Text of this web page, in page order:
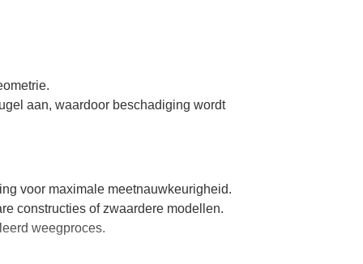
aan, waardoor beschadiging wordt
voor maximale meetnauwkeurigheid.
constructies of zwaardere modellen.
weegproces.